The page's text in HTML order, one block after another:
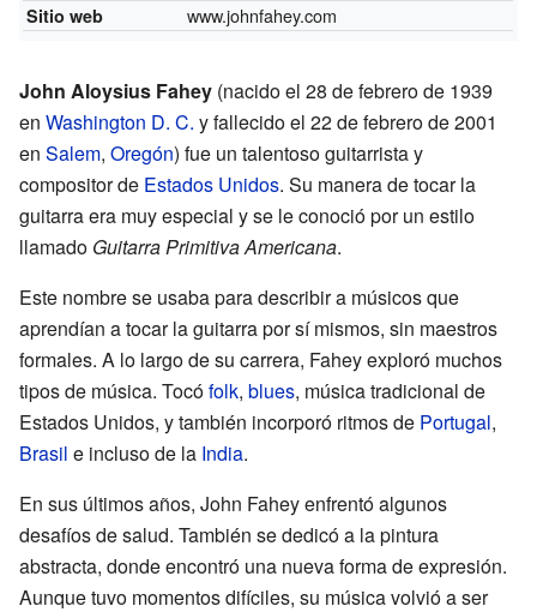
Sitio web www.johnfahey.com
John Aloysius Fahey (nacido el 28 de febrero de 1939
en Washington D. C. y fallecido el 22 de febrero de 2001
en Salem, Oregón) fue un talentoso guitarrista y
compositor de Estados Unidos. Su manera de tocar la
guitarra era muy especial y se le conoció por un estilo
llamado Guitarra Primitiva Americana.
Este nombre se usaba para describir a músicos que
aprendían a tocar la guitarra por sí mismos, sin maestros
formales. A lo largo de su carrera, Fahey exploró muchos
tipos de música. Tocófolk, blues, música tradicional de
Estados Unidos, y también incorporó ritmos de Portugal,
Brasil e incluso de la India.
En sus últimos años, John Fahey enfrentó algunos
desafíos de salud. También se dedicó a la pintura
abstracta, donde encontró una nueva forma de expresión.
Aunque tuvo momentos difíciles, su música volvió a ser